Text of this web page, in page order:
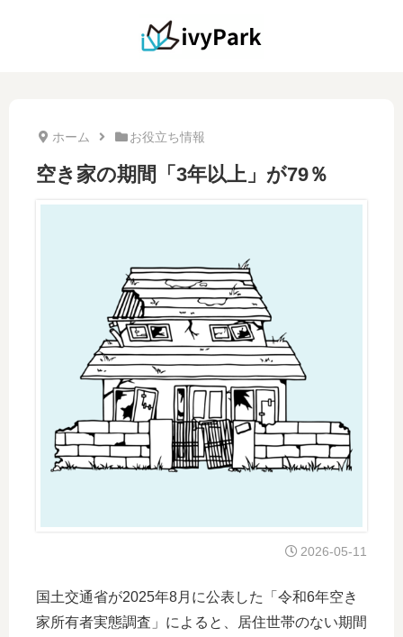
ホーム お役立ち情報
空き家の期間「3年以上」が79％
2026-05-11
国土交通省が2025年8月に公表した「令和6年空き
家所有者実態調査」によると、居住世帯のない期間